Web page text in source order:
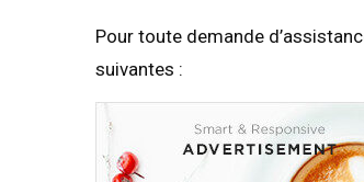
Pour toute demande
suivantes :